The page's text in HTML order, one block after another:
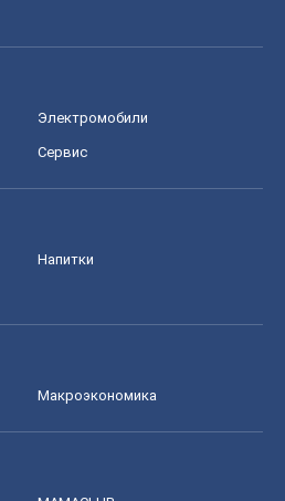
Электромобили
Сервис
Напитки
Mакроэкономика